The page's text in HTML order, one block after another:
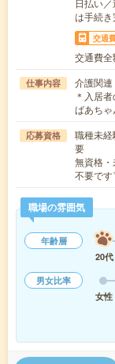
日払い
は手続き
交通
交通費
仕事内容
介護関連
＊入居
ばあち
応募資格
職種未経
要
無資格
不要で
職場の雰囲気
年齢層
20代
男女比率
女性